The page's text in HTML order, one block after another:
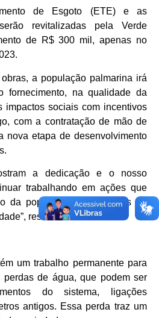
de Esgoto (ETE) e as
revitalizadas pela Verde
de R$ 300 mil, apenas no
a população palmarina irá
fornecimento, na qualidade da
impactos sociais com incentivos
com a contratação de mão de
nova etapa de desenvolvimento
a dedicação e o nosso
trabalhando em ações que
da população aos serviços de
ressalta Dalton.
um trabalho permanente para
perdas de água, que podem ser
do sistema, ligações
antigos. Essa perda traz um